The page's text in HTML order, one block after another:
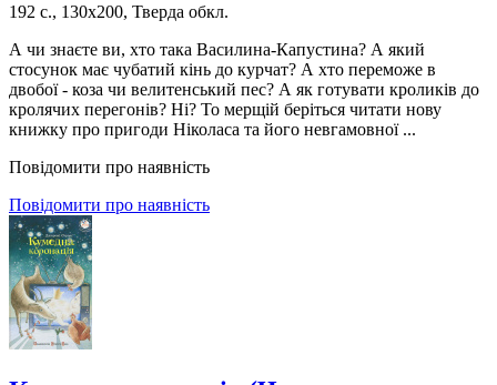
192 с., 130х200, Тверда обкл.
А чи знаєте ви, хто така Василина-Капустина? А який
стосунок має чубатий кінь до курчат? А хто переможе в
двобої - коза чи велитенський пес? А як готувати кроликів до
кролячих перегонів? Ні? То мерщій беріться читати нову
книжку про пригоди Ніколаса та його невгамовної ...
Повідомити про наявність
Повідомити про наявність